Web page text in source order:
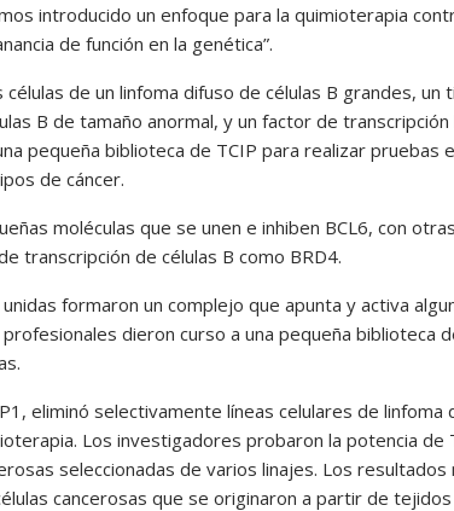
introducido un enfoque para la quimioterapia
de función en la genética”.
de un linfoma difuso de células B grandes, un
B de tamaño anormal, y un factor de
pequeña biblioteca de TCIP para realizar pruebas
de cáncer.
moléculas que se unen e inhiben BCL6, con
transcripción de células B como BRD4.
formaron un complejo que apunta y activa
dieron curso a una pequeña biblioteca
eliminó selectivamente líneas celulares de linfoma
Los investigadores probaron la potencia de
seleccionadas de varios linajes. Los
cancerosas que se originaron a partir de